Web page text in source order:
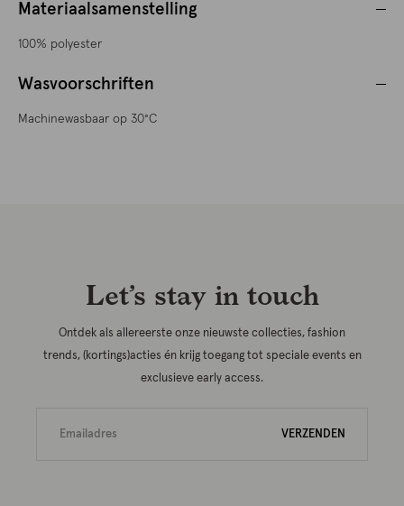
Materiaalsamenstelling
100% polyester
Wasvoorschriften
Machinewasbaar op 30°C
Let’s stay in touch
Ontdek als allereerste onze nieuwste collecties, fashion
trends, (kortings)acties én krijg toegang tot speciale events en
exclusieve early access.
VERZENDEN